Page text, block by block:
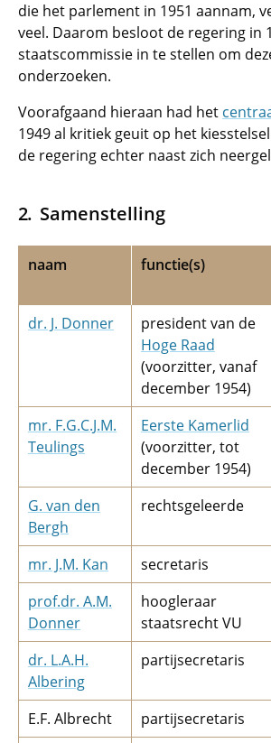
die het parlement in 1951 aannam,
veel. Daarom besloot de regering in
staatscommissie in te stellen om
onderzoeken.
Voorafgaand hieraan had het
1949 al kritiek geuit op het
de regering echter naast zich
Samenstelling
naam functie(s)
dr. J. Donner
president van de
Hoge Raad
(voorzitter, vanaf
december 1954)
mr. F.G.C.J.M.
Teulings
Eerste Kamerlid
(voorzitter, tot
december 1954)
G.­ van den
Bergh
rechtsgeleerde
mr. J.M. Kan
secretaris
prof.dr. A.M.
Donner
hoogleraar
staatsrecht VU
dr. L.A.H.
Albering
partijsecretaris
E.F. Albrecht partijsecretaris